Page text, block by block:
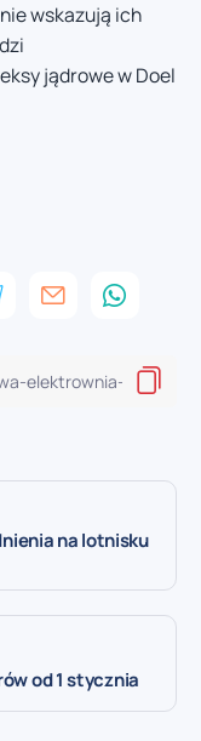
wskazują ich
jądrowe w Doel
na lotnisku
od 1 stycznia